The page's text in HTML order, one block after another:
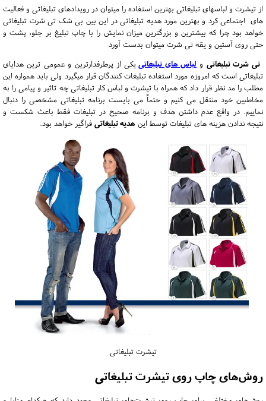
از تیشرت و لباسهای تبلیغاتی بهترین استفاده را میتوان در رویدادهای تبلیغاتی و فعالیت
های اجتماعی کرد و بهترین مورد هدیه تبلیغاتی در این بین بی شک تی شرت تبلیغاتی
خواهد بود چرا که بیشترین و بزرگترین میزان نمایش را با چاپ تبلیغ بر جلو، پشت و
حتی روی آستین و یقه تی شرت میتوان بدست آورد
تی شرت تبلیغاتی و لباس های تبلیغاتییکی از پرطرفدارترین و عمومی ترین هدایای
تبلیغاتی است که امروزه مورد استفاده تبلیغات کنندگان قرار میگیرد ولی باید همواره این
مطلب را مد نظر قرار داد که همراه با تیشرت و لباس کار تبلیغاتی چه تاثیر و پیامی را به
مخاطبین خود منتقل می کنیم و حتماً می بایست برنامه تبلیغاتی مشخصی را دنبال
نماییم. در واقع عدم داشتن هدف و برنامه صحیح در تبلیغات فقط باعث شکست و
نتیجه ندادن هزینه های تبلیغات توسط این هدیه تبلیغاتی فراگیر خواهد بود.
تیشرت تبلیغاتی
روش‌های چاپ روی تیشرت تبلیغاتی